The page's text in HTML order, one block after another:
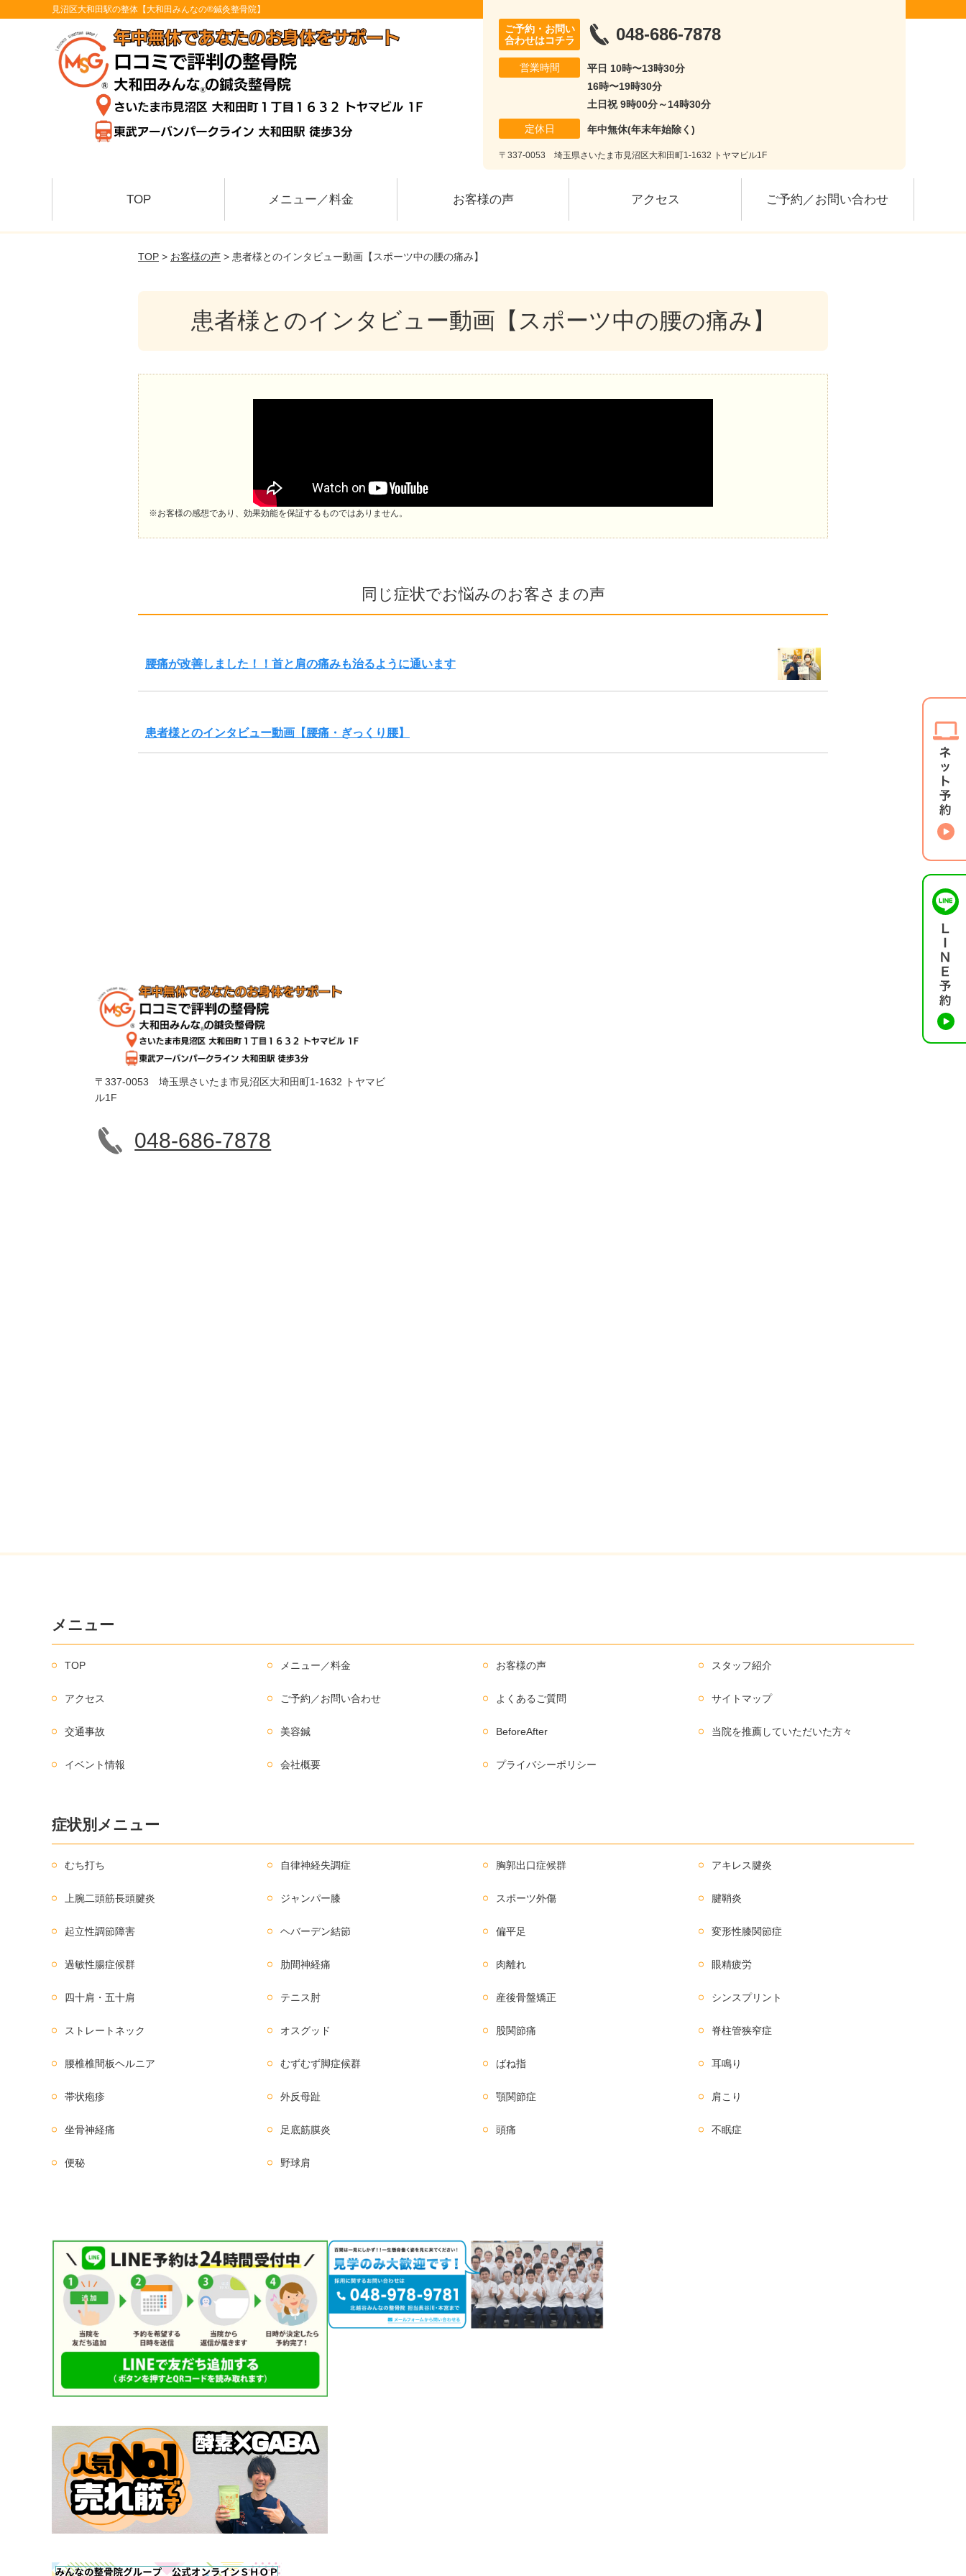
見沼区大和田駅の整体【大和田みんなの®鍼灸整骨院】
ご予約・お問い
合わせはコチラ
048-686-7878
営業時間
平日 10時〜13時30分
16時〜19時30分
土日祝 9時00分～14時30分
定休日 年中無休(年末年始除く)
〒337-0053 埼玉県さいたま市見沼区大和田町1-1632 トヤマビル1F
TOP メニュー／料金 お客様の声 アクセス ご予約／お問い合わせ
TOP > お客様の声 > 患者様とのインタビュー動画【スポーツ中の腰の痛み】
患者様とのインタビュー動画【スポーツ中の腰の痛み】
※お客様の感想であり、効果効能を保証するものではありません。
同じ症状でお悩みのお客さまの声
腰痛が改善しました！！首と肩の痛みも治るように通います
患者様とのインタビュー動画【腰痛・ぎっくり腰】
〒337-0053 埼玉県さいたま市見沼区大和田町1-1632 トヤマビ
ル1F
048-686-7878
メニュー
TOP メニュー／料金 お客様の声 スタッフ紹介
アクセス ご予約／お問い合わせ よくあるご質問 サイトマップ
交通事故 美容鍼 BeforeAfter 当院を推薦していただいた方々
イベント情報 会社概要 プライバシーポリシー
症状別メニュー
むち打ち 自律神経失調症 胸郭出口症候群 アキレス腱炎
上腕二頭筋長頭腱炎 ジャンパー膝 スポーツ外傷 腱鞘炎
起立性調節障害 ヘバーデン結節 偏平足 変形性膝関節症
過敏性腸症候群 肋間神経痛 肉離れ 眼精疲労
四十肩・五十肩 テニス肘 産後骨盤矯正 シンスプリント
ストレートネック オスグッド 股関節痛 脊柱管狭窄症
腰椎椎間板ヘルニア むずむず脚症候群 ばね指 耳鳴り
帯状疱疹 外反母趾 顎関節症 肩こり
坐骨神経痛 足底筋膜炎 頭痛 不眠症
便秘 野球肩